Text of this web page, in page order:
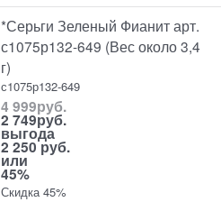
*Серьги Зеленый Фианит арт.
с1075р132-649 (Вес около 3,4
г)
с1075р132-649
4 999руб.
2 749руб.
выгода
2 250 руб.
или
45%
Скидка 45%